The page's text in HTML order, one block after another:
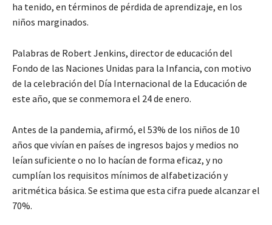
ha tenido, en términos de pérdida de aprendizaje, en los
niños marginados.
Palabras de Robert Jenkins, director de educación del
Fondo de las Naciones Unidas para la Infancia, con motivo
de la celebración del Día Internacional de la Educación de
este año, que se conmemora el 24 de enero.
Antes de la pandemia, afirmó, el 53% de los niños de 10
años que vivían en países de ingresos bajos y medios no
leían suficiente o no lo hacían de forma eficaz, y no
cumplían los requisitos mínimos de alfabetización y
aritmética básica. Se estima que esta cifra puede alcanzar el
70%.